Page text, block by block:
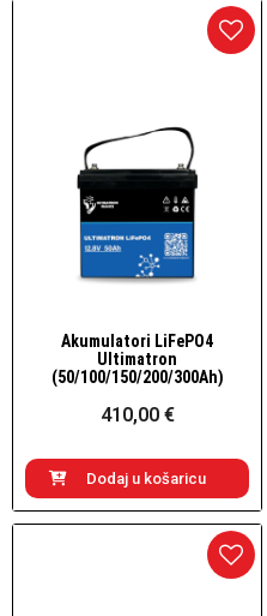
Brzi pogled
Akumulatori LiFePO4
Ultimatron
(50/100/150/200/300Ah)
410,00 €
Dodaj u košaricu